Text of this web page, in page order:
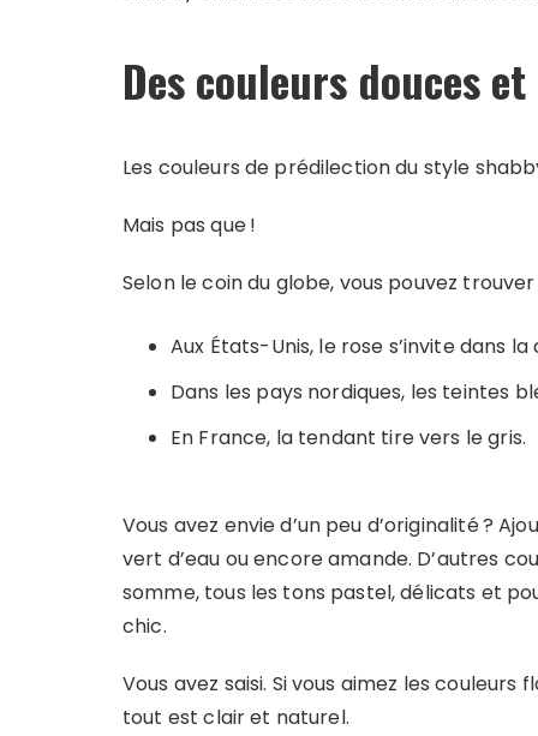
Des couleurs douces
Les couleurs de prédilection du style
Mais pas que !
Selon le coin du globe, vous pouvez
Aux États-Unis, le rose s’invite dans
Dans les pays nordiques, les teintes
En France, la tendant tire vers le gris.
Vous avez envie d’un peu d’originalité ?
vert d’eau ou encore amande. D’autres
somme, tous les tons pastel, délicats et
chic.
Vous avez saisi. Si vous aimez les couleurs
tout est clair et naturel.